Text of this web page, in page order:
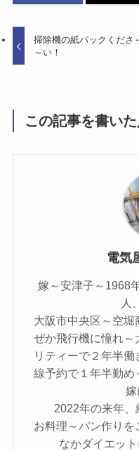
掃除機の紙パックくださ
～い！
この記事を書い
電気
嫁～安津子～1968
人
大阪市中央区～空
ぜか飛行機に憧れ～
リティーで２年半
線予約で１年半勤
嫁
2022年の来年、
お料理～パン作り
なかダイエッ